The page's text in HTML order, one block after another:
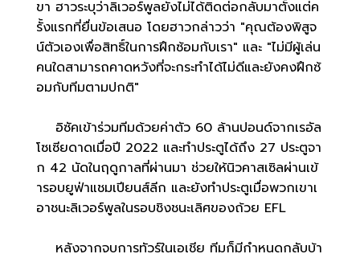
ขา ฮาวระบุว่าลิเวอร์พูลยังไม่ได้ติดต่อกลับมาตั้งแต่ค
รั้งแรกที่ยื่นข้อเสนอ โดยฮาวกล่าวว่า "คุณต้องพิสูจ
น์ตัวเองเพื่อสิทธิ์ในการฝึกซ้อมกับเรา" และ "ไม่มีผู้เล่น
คนใดสามารถคาดหวังที่จะกระทำได้ไม่ดีและยังคงฝึกซ้
อมกับทีมตามปกติ"
อิซัคเข้าร่วมทีมด้วยค่าตัว 60 ล้านปอนด์จากเรอัล
โซเซียดาดเมื่อปี 2022 และทำประตูได้ถึง 27 ประตูจา
ก 42 นัดในฤดูกาลที่ผ่านมา ช่วยให้นิวคาสเซิลผ่านเข้
ารอบยูฟ่าแชมเปียนส์ลีก และยังทำประตูเมื่อพวกเขาเ
อาชนะลิเวอร์พูลในรอบชิงชนะเลิศของถ้วย EFL
หลังจากจบการทัวร์ในเอเชีย ทีมก็มีกำหนดกลับบ้า